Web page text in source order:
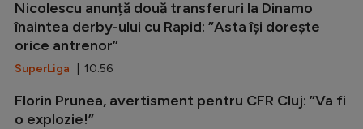
Nicolescu anunță două transferuri la Dinamo
înaintea derby-ului cu Rapid: ”Asta își dorește
orice antrenor”
SuperLiga | 10:56
Florin Prunea, avertisment pentru CFR Cluj: ”Va fi
o explozie!”